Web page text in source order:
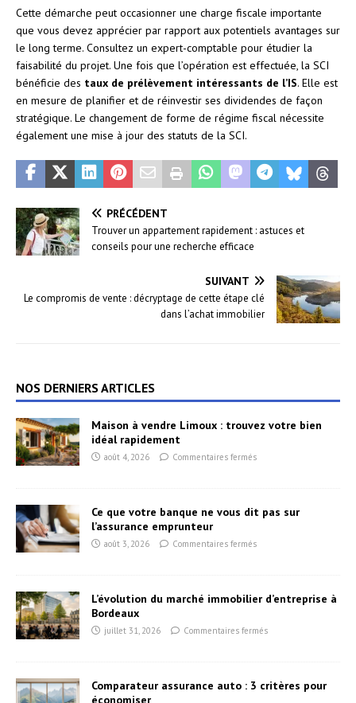
Cette démarche peut occasionner une charge fiscale importante
que vous devez apprécier par rapport aux potentiels avantages sur
le long terme. Consultez un expert-comptable pour étudier la
faisabilité du projet. Une fois que l’opération est effectuée, la SCI
bénéficie des taux de prélèvement intéressants de l’IS. Elle est
en mesure de planifier et de réinvestir ses dividendes de façon
stratégique. Le changement de forme de régime fiscal nécessite
également une mise à jour des statuts de la SCI.
PRÉCÉDENT
Trouver un appartement rapidement : astuces et
conseils pour une recherche efficace
SUIVANT
Le compromis de vente : décryptage de cette étape clé
dans l’achat immobilier
NOS DERNIERS ARTICLES
Maison à vendre Limoux : trouvez votre bien
idéal rapidement
août 4, 2026 Commentaires fermés
Ce que votre banque ne vous dit pas sur
l’assurance emprunteur
août 3, 2026 Commentaires fermés
L’évolution du marché immobilier d’entreprise à
Bordeaux
juillet 31, 2026 Commentaires fermés
Comparateur assurance auto : 3 critères pour
économiser